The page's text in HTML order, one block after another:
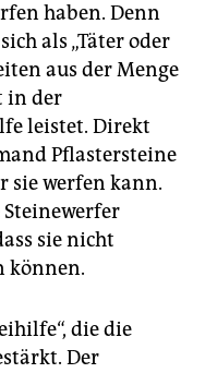
haben. Denn
als „Täter oder
aus der Menge
in der
leistet. Direkt
Pflastersteine
sie werfen kann.
sie nicht
können.
die die
Der